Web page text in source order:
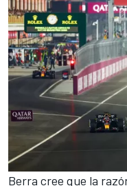
Berra cree que la